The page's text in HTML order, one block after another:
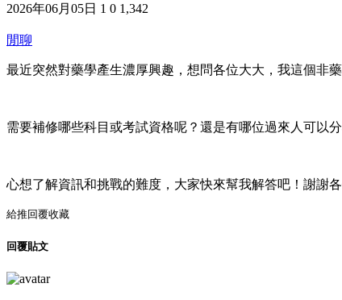
2026年06月05日 1 0 1,342
閒聊
最近突然對藥學產生濃厚興趣，想問各位大大，我這個非
需要補修哪些科目或考試資格呢？還是有哪位過來人可以
心想了解資訊和挑戰的難度，大家快來幫我解答吧！謝謝
給推回覆收藏
回覆貼文